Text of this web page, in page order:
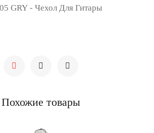
GRY - Чехол Для Гитары
Похожие товары